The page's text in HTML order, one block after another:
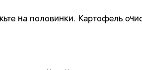
на половинки. Картофель